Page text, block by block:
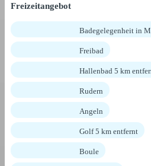
Freizeitangebot
Badegelegenheit in
Freibad
Hallenbad 5 km
Rudern
Angeln
Golf 5 km entfernt
Boule